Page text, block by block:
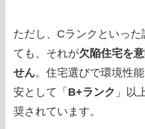
ただし、Cランクといっ
ても、それが欠陥住宅を
せん。住宅選びで環境性
安として「 B+ランク 」以
奨されています。